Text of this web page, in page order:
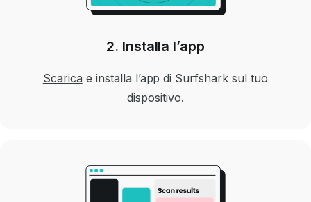
2. Installa l’app
Scarica e installa l’app di Surfshark sul tuo
dispositivo.